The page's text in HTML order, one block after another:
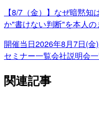
【8/7（金）】なぜ暗黙
か"書けない判断"を本人
開催当日2026年8月7日(金
セミナー一覧会社説明会
関連記事